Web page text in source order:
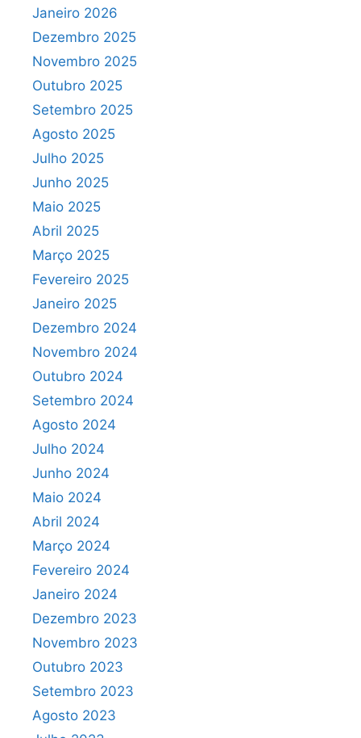
Janeiro 2026
Dezembro 2025
Novembro 2025
Outubro 2025
Setembro 2025
Agosto 2025
Julho 2025
Junho 2025
Maio 2025
Abril 2025
Março 2025
Fevereiro 2025
Janeiro 2025
Dezembro 2024
Novembro 2024
Outubro 2024
Setembro 2024
Agosto 2024
Julho 2024
Junho 2024
Maio 2024
Abril 2024
Março 2024
Fevereiro 2024
Janeiro 2024
Dezembro 2023
Novembro 2023
Outubro 2023
Setembro 2023
Agosto 2023